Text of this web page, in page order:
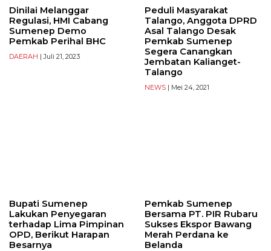
Dinilai Melanggar
Regulasi, HMI Cabang
Sumenep Demo
Pemkab Perihal BHC
DAERAH | Juli 21, 2023
Peduli Masyarakat
Talango, Anggota DPRD
Asal Talango Desak
Pemkab Sumenep
Segera Canangkan
Jembatan Kalianget-
Talango
NEWS | Mei 24, 2021
Bupati Sumenep
Lakukan Penyegaran
terhadap Lima Pimpinan
OPD, Berikut Harapan
Besarnya
Pemkab Sumenep
Bersama PT. PIR Rubaru
Sukses Ekspor Bawang
Merah Perdana ke
Belanda